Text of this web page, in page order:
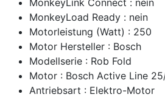
MonkeyLoad Ready : nein
Motorleistung (Watt) : 250
Motor Hersteller : Bosch
Modellserie : Rob Fold
Motor : Bosch Active Line
Antriebsart : Elektro-Motor